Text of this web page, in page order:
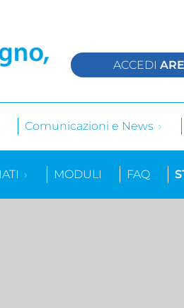
ACCEDI
Comunicazioni e News
MODULI FAQ